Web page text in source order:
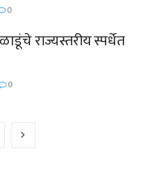
0
राज्यस्तरीय स्पर्धेत
0